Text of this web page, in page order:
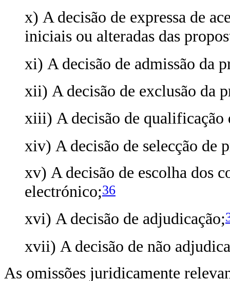
x) A decisão de expressa de
iniciais ou alteradas das
xi) A decisão de admissão da
xii) A decisão de exclusão da
xiii) A decisão de qualificação
xiv) A decisão de selecção de
xv) A decisão de escolha dos
electrónico;36
xvi) A decisão de adjudicação;
xvii) A decisão de não
As omissões juridicamente